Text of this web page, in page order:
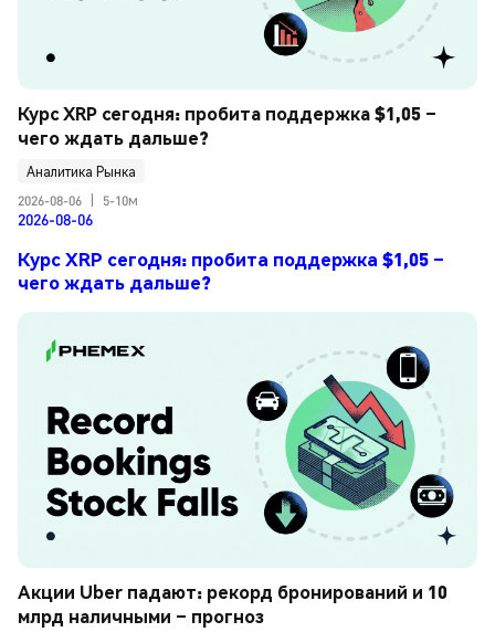
Курс XRP сегодня: пробита поддержка $1,05 –
чего ждать дальше?
Аналитика Рынка
2026-08-06
5-10м
2026-08-06
Курс XRP сегодня: пробита поддержка $1,05 –
чего ждать дальше?
Акции Uber падают: рекорд бронирований и 10
млрд наличными – прогноз